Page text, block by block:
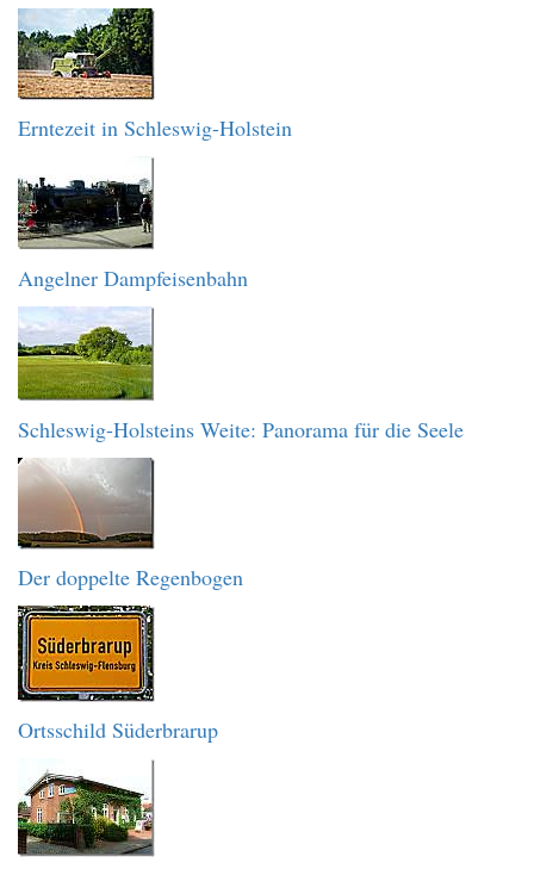
Erntezeit in Schleswig-Holstein
Angelner Dampfeisenbahn
Schleswig-Holsteins Weite: Panorama für die Seele
Der doppelte Regenbogen
Ortsschild Süderbrarup